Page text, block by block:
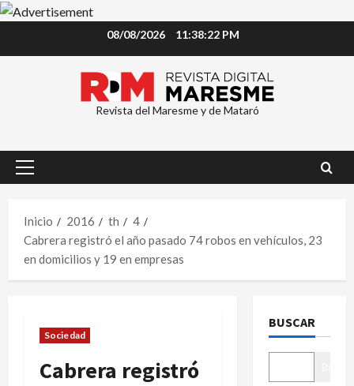
08/08/2026 11:38:22 PM
Revista del Maresme y de Mataró
Menú
Inicio
2016 th
4
Cabrera registró el año pasado 74 robos en vehículos, 23
en domicilios y 19 en empresas
Sociedad
Cabrera registró
BUSCAR